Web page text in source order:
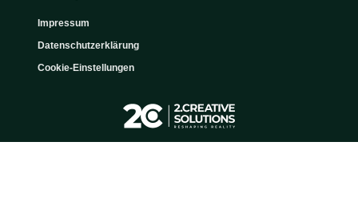
Impressum
Datenschutzerklärung
Cookie-Einstellungen